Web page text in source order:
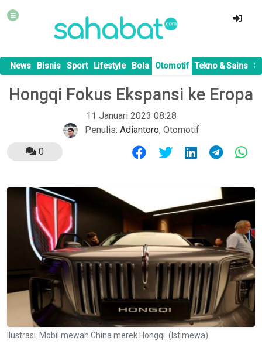
News Bisnis Sport Lifestyle Bola Otomotif Tekno & Sains
Hongqi Fokus Ekspansi ke Eropa
11 Januari 2023 08:28
Penulis: Adiantoro, Otomotif
0
Ilustrasi. Mobil mewah China merek Hongqi. (Istimewa)